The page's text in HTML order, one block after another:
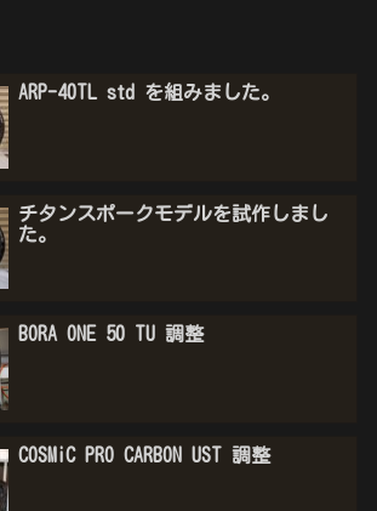
ARP-40TL std を組みました。
チタンスポークモデルを試作しまし
た。
BORA ONE 50 TU 調整
COSMiC PRO CARBON UST 調整